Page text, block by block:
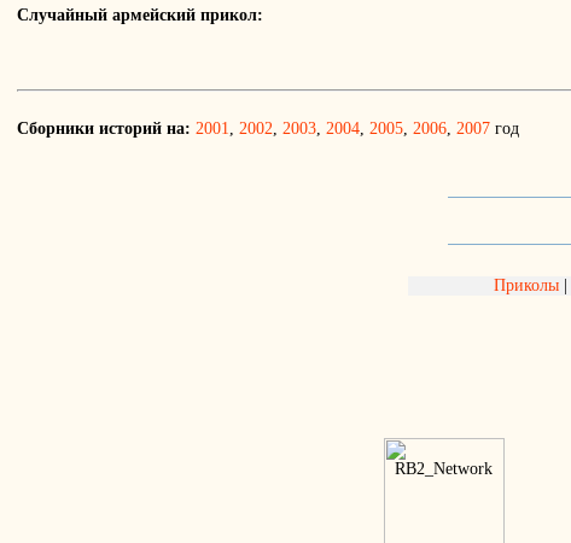
Случайный армейский прикол:
Сборники историй на: 2001, 2002, 2003, 2004, 2005, 2006, 2007 год
Приколы